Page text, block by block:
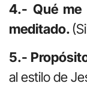
4.- Qué me
meditado.
5.-
al estilo de